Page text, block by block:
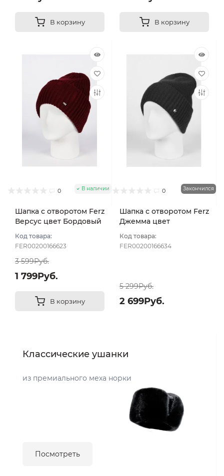
В корзину В корзину
0 В наличии
Шапка с отворотом Ferz
Версус цвет Бордовый
Код товара:
FER00200166623
3 599Руб.
1 799Руб.
В корзину
0 Закончился
Шапка с отворотом Ferz
Джемма цвет
Код товара:
FER00200166634
5 299Руб.
2 699Руб.
Классические ушанки
из премиального меха норки
Посмотреть